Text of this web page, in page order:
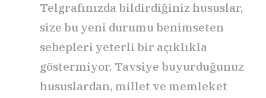
Telgrafınızda bildirdiğiniz hususlar,
size bu yeni durumu benimseten
sebepleri yeterli bir açıklıkla
göstermiyor. Tavsiye buyurduğunuz
hususlardan, millet ve memleket